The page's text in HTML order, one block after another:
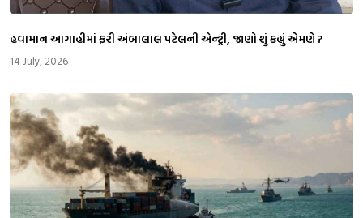
​હવામાન આગાહીમાં ફરી અંબાલાલ પટેલની એન્ટ્રી, જાણો શું કહ્યું એમણે ?
14 July, 2026